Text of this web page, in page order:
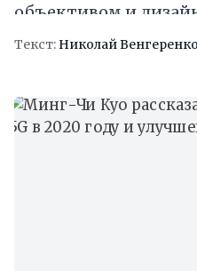
объективом и
видео отражены все
Текст: Николай Венгеренко